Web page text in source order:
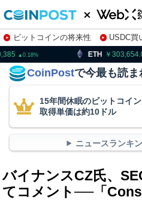
ビットコインの将来性 USDC買
株特集・関連銘柄
303,654.0
CoinPostで今最も読
15年間休眠のビットコイ
取得単価は約10ドル
ニュースランキ
バイナンスCZ氏、
てコメント──「